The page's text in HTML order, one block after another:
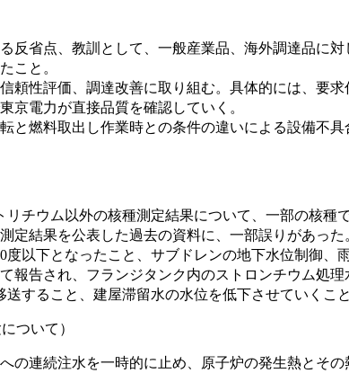
反省点、教訓として、一般産業品、海外調達品に
こと。
頼性評価、調達改善に取り組む。具体的には、要
京電力が直接品質を確認していく。
と燃料取出し作業時との条件の違いによる設備不
リチウム以外の核種測定結果について、一部の核種
定結果を公表した過去の資料に、一部誤りがあった
以下となったこと、サブドレンの地下水位制御、
報告され、フランジタンク内のストロンチウム処
すること、建屋滞留水の水位を低下させていくこと
ついて）
の連続注水を一時的に止め、原子炉の発生熱とそ